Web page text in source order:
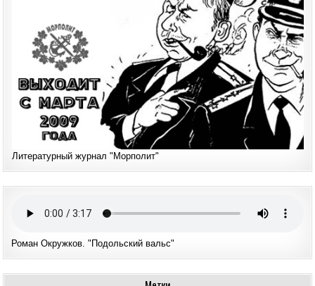
Литературный журнал "Морполит"
Роман Окружков. "Подольский вальс"